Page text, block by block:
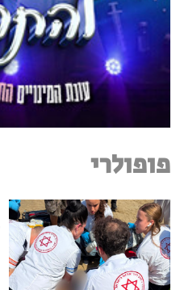
פופולרי